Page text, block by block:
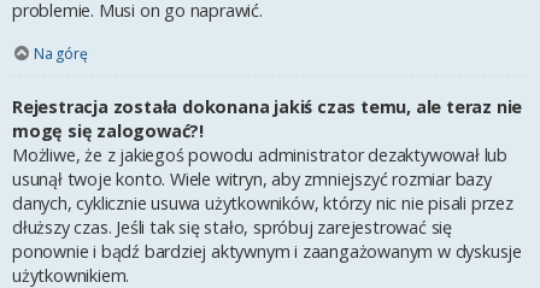
problemie. Musi on go naprawić.
Na górę
Rejestracja została dokonana jakiś czas temu, ale teraz nie
mogę się zalogować?!
Możliwe, że z jakiegoś powodu administrator dezaktywował lub
usunął twoje konto. Wiele witryn, aby zmniejszyć rozmiar bazy
danych, cyklicznie usuwa użytkowników, którzy nic nie pisali przez
dłuższy czas. Jeśli tak się stało, spróbuj zarejestrować się
ponownie i bądź bardziej aktywnym i zaangażowanym w dyskusje
użytkownikiem.